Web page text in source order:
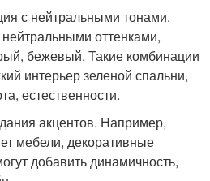
с нейтральными тонами.
оттенками,
бежевый. Такие комбинации
интерьер зеленой спальни,
естественности.
акцентов. Например,
мебели, декоративные
добавить динамичность,